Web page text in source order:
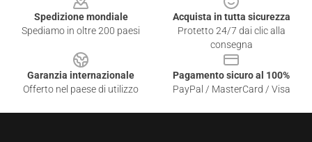
Spedizione mondiale
Spediamo in oltre 200 paesi
Acquista in tutta sicurezza
Protetto 24/7 dai clic alla
consegna
Garanzia internazionale
Offerto nel paese di utilizzo
Pagamento sicuro al 100%
PayPal / MasterCard / Visa